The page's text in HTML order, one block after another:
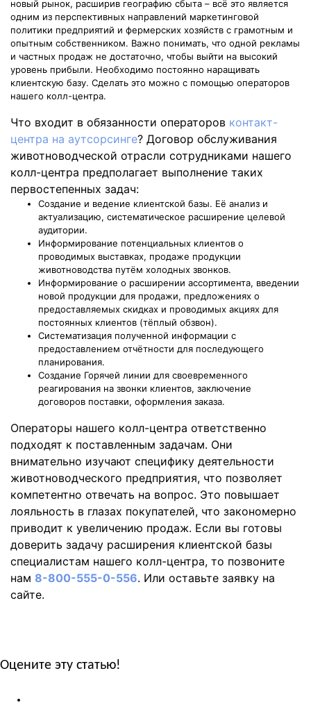
новый рынок, расширив географию сбыта – всё это является
одним из перспективных направлений маркетинговой
политики предприятий и фермерских хозяйств с грамотным и
опытным собственником. Важно понимать, что одной рекламы
и частных продаж не достаточно, чтобы выйти на высокий
уровень прибыли. Необходимо постоянно наращивать
клиентскую базу. Сделать это можно с помощью операторов
нашего колл-центра.
Что входит в обязанности операторов контакт-
центра на аутсорсинге? Договор обслуживания
животноводческой отрасли сотрудниками нашего
колл-центра предполагает выполнение таких
первостепенных задач:
Создание и ведение клиентской базы. Её анализ и
актуализацию, систематическое расширение целевой
аудитории.
Информирование потенциальных клиентов о
проводимых выставках, продаже продукции
животноводства путём холодных звонков.
Информирование о расширении ассортимента, введении
новой продукции для продажи, предложениях о
предоставляемых скидках и проводимых акциях для
постоянных клиентов (тёплый обзвон).
Систематизация полученной информации с
предоставлением отчётности для последующего
планирования.
Создание Горячей линии для своевременного
реагирования на звонки клиентов, заключение
договоров поставки, оформления заказа.
Операторы нашего колл-центра ответственно
подходят к поставленным задачам. Они
внимательно изучают специфику деятельности
животноводческого предприятия, что позволяет
компетентно отвечать на вопрос. Это повышает
лояльность в глазах покупателей, что закономерно
приводит к увеличению продаж. Если вы готовы
доверить задачу расширения клиентской базы
специалистам нашего колл-центра, то позвоните
нам 8-800-555-0-556. Или оставьте заявку на
сайте.
Оцените эту статью!